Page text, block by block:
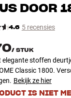
DOOR
4.6 5 recensies
/ STUK
elegante stoffen
Classic 1800.
Bekijk ze hier
IS NIET